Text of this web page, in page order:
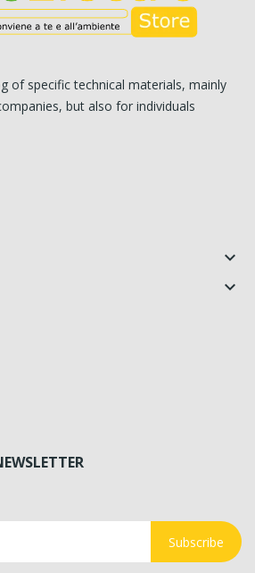
of specific technical materials, mainly
but also for individuals


Subscribe